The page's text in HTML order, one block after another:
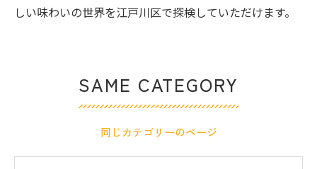
しい味わいの世界を江戸川区で探検していただけます。
同じカテゴリーのページ
SAME CATEGORY